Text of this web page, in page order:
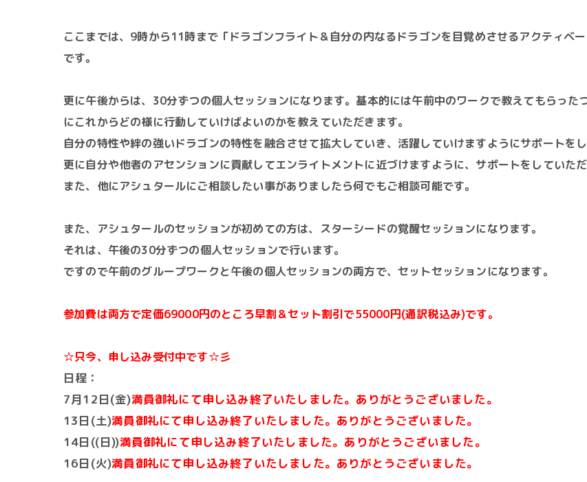
ここまでは、9時から11時まで「ドラゴンフライト＆自分の内なるドラゴンを目覚めさせるアクティベ
です。
更に午後からは、30分ずつの個人セッションになります。基本的には午前中のワークで教えてもらっ
にこれからどの様に行動していけばよいのかを教えていただきます。
自分の特性や絆の強いドラゴンの特性を融合させて拡大していき、活躍していけますようにサポートをし
更に自分や他者のアセンションに貢献してエンライトメントに近づけますように、サポートをしていただ
また、他にアシュタールにご相談したい事がありましたら何でもご相談可能です。
また、アシュタールのセッションが初めての方は、スターシードの覚醒セッションになります。
それは、午後の30分ずつの個人セッションで行います。
ですので午前のグループワークと午後の個人セッションの両方で、セットセッションになります。
参加費は両方で定価69000円のところ早割＆セット割引で55000円(通訳税込み)です。
☆只今、申し込み受付中です☆彡
日程：
7月12日(金)満員御礼にて申し込み終了いたしました。ありがとうございました。
13日(土)満員御礼にて申し込み終了いたしました。ありがとうございました。
14日((日))満員御礼にて申し込み終了いたしました。ありがとうございました。
16日(火)満員御礼にて申し込み終了いたしました。ありがとうございました。